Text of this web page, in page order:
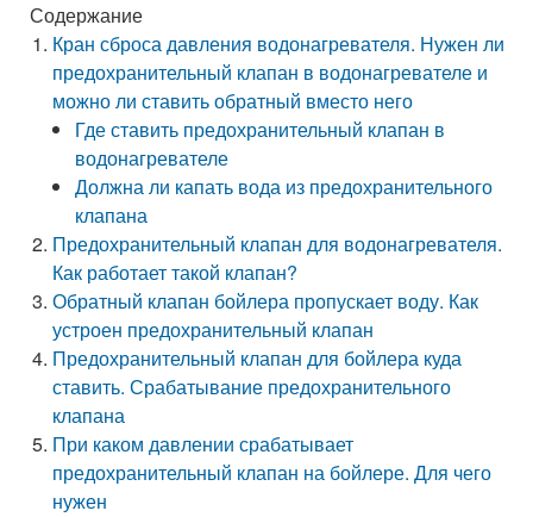
Содержание
Кран сброса давления водонагревателя. Нужен ли
предохранительный клапан в водонагревателе и
можно ли ставить обратный вместо него
Где ставить предохранительный клапан в
водонагревателе
Должна ли капать вода из предохранительного
клапана
Предохранительный клапан для водонагревателя.
Как работает такой клапан?
Обратный клапан бойлера пропускает воду. Как
устроен предохранительный клапан
Предохранительный клапан для бойлера куда
ставить. Срабатывание предохранительного
клапана
При каком давлении срабатывает
предохранительный клапан на бойлере. Для чего
нужен